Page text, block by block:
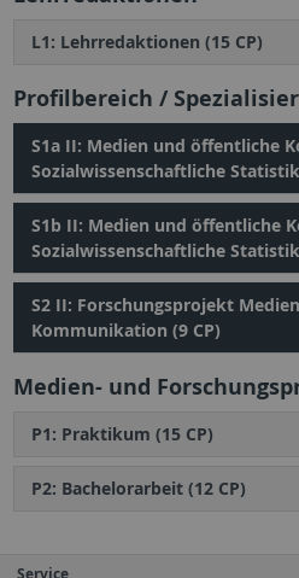
L1: Lehrredaktionen (15 CP)
Profilbereich /
S1a II: Medien und öffentliche
Sozialwissenschaftliche Statistik
S1b II: Medien und öffentliche
Sozialwissenschaftliche Statistik
S2 II: Forschungsprojekt
Kommunikation (9 CP)
Medien- und
P1: Praktikum (15 CP)
P2: Bachelorarbeit (12 CP)
Service